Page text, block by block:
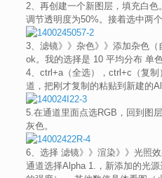
2、再创建一个新图层，填充白
调节透明度为50%。接着选中两
3、滤镜》》杂色》》添加杂色
ok。我的选择是 10 平均分布 单色
4、ctrl+a（全选），ctrl+c（复
道，把刚才复制的粘贴到新建的
5.在通道里面点选RGB，回到图
灰色。
6、选择 滤镜》》渲染》》光照
通道选择Alpha 1.，新添加的光